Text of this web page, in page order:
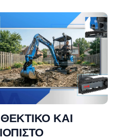
ΚΑΙ